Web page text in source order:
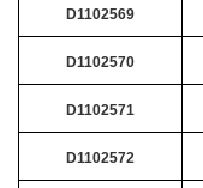
D1102569
D1102570
D1102571
D1102572